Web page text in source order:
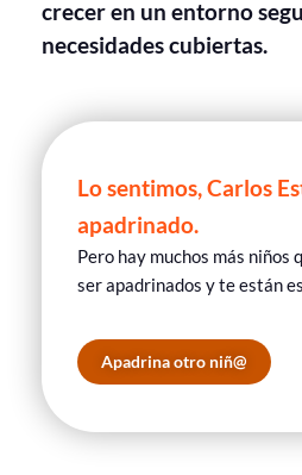
crecer en un entorno
necesidades cubiertas.
Lo sentimos, Carlos
apadrinado.
Pero hay muchos más niños
ser apadrinados y te están
Apadrina otro niñ@